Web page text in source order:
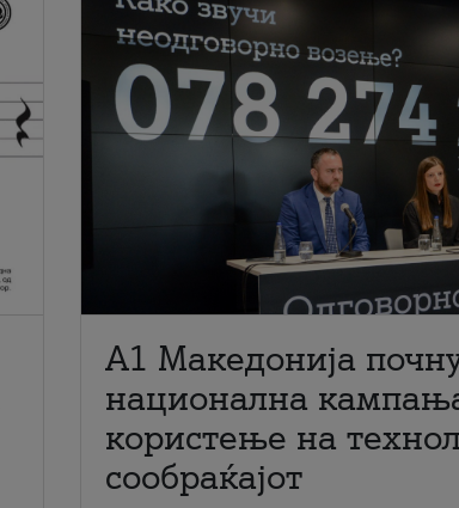
A1 Македонија
национална
користење на
сообраќајот